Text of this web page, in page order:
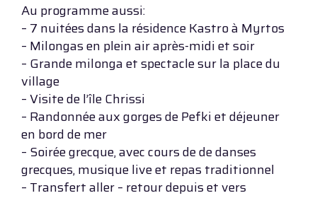
Au programme aussi:
– 7 nuitées dans la résidence Kastro à Myrtos
– Milongas en plein air après-midi et soir
– Grande milonga et spectacle sur la place du
village
– Visite de l’île Chrissi
– Randonnée aux gorges de Pefki et déjeuner
en bord de mer
– Soirée grecque, avec cours de de danses
grecques, musique live et repas traditionnel
– Transfert aller – retour depuis et vers